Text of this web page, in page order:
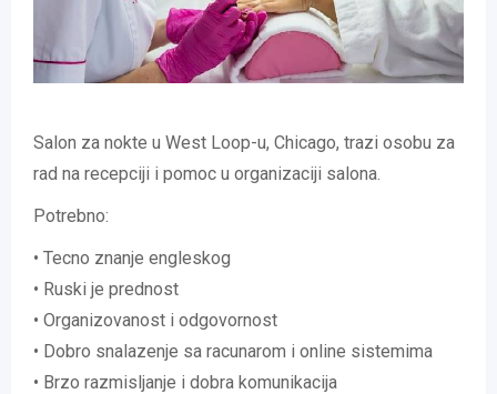
Salon za nokte u West Loop-u, Chicago, trazi osobu za
rad na recepciji i pomoc u organizaciji salona.
Potrebno:
• Tecno znanje engleskog
• Ruski je prednost
• Organizovanost i odgovornost
• Dobro snalazenje sa racunarom i online sistemima
• Brzo razmisljanje i dobra komunikacija